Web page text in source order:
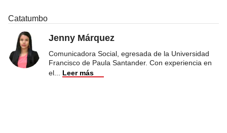
Catatumbo
Jenny Márquez
Comunicadora Social, egresada de la Universidad
Francisco de Paula Santander. Con experiencia en
el
Leer más